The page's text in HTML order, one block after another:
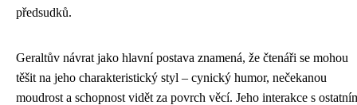
předsudků.
Geraltův návrat jako hlavní postava znamená, že čtenáři se mohou
těšit na jeho charakteristický styl – cynický humor, nečekanou
moudrost a schopnost vidět za povrch věcí. Jeho interakce s